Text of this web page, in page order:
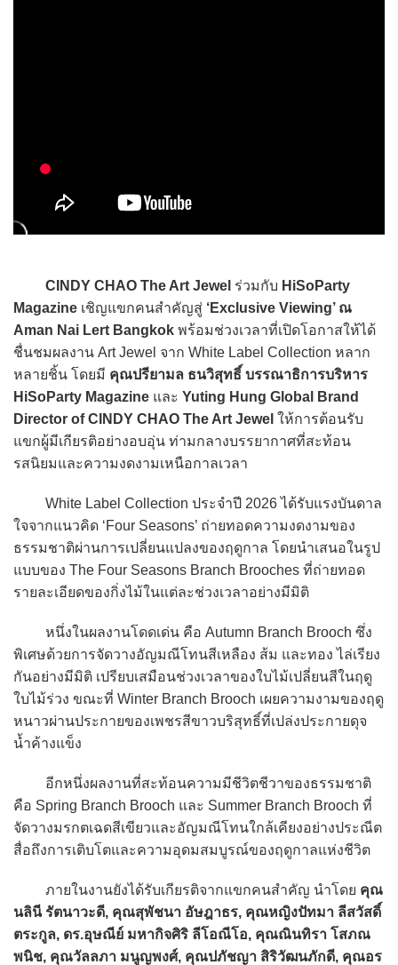
CINDY CHAO The Art Jewel ร่วมกับ HiSoParty
Magazine เชิญแขกคนสำคัญสู่ ‘Exclusive Viewing’ ณ
Aman Nai Lert Bangkok พร้อมช่วงเวลาที่เปิดโอกาสให้ได้
ชื่นชมผลงาน Art Jewel จาก White Label Collection หลาก
หลายชิ้น โดยมี คุณปรียามล ธนวิสุทธิ์ บรรณาธิการบริหาร
HiSoParty Magazine และ Yuting Hung Global Brand
Director of CINDY CHAO The Art Jewel ให้การต้อนรับ
แขกผู้มีเกียรติอย่างอบอุ่น ท่ามกลางบรรยากาศที่สะท้อน
รสนิยมและความงดงามเหนือกาลเวลา
White Label Collection ประจำปี 2026 ได้รับแรงบันดาล
ใจจากแนวคิด ‘Four Seasons’ ถ่ายทอดความงดงามของ
ธรรมชาติผ่านการเปลี่ยนแปลงของฤดูกาล โดยนำเสนอในรูป
แบบของ The Four Seasons Branch Brooches ที่ถ่ายทอด
รายละเอียดของกิ่งไม้ในแต่ละช่วงเวลาอย่างมีมิติ
หนึ่งในผลงานโดดเด่น คือ Autumn Branch Brooch ซึ่ง
พิเศษด้วยการจัดวางอัญมณีโทนสีเหลือง ส้ม และทอง ไล่เรียง
กันอย่างมีมิติ เปรียบเสมือนช่วงเวลาของใบไม้เปลี่ยนสีในฤดู
ใบไม้ร่วง ขณะที่ Winter Branch Brooch เผยความงามของฤดู
หนาวผ่านประกายของเพชรสีขาวบริสุทธิ์ที่เปล่งประกายดุจ
น้ำค้างแข็ง
อีกหนึ่งผลงานที่สะท้อนความมีชีวิตชีวาของธรรมชาติ
คือ Spring Branch Brooch และ Summer Branch Brooch ที่
จัดวางมรกตเฉดสีเขียวและอัญมณีโทนใกล้เคียงอย่างประณีต
สื่อถึงการเติบโตและความอุดมสมบูรณ์ของฤดูกาลแห่งชีวิต
ภายในงานยังได้รับเกียรติจากแขกคนสำคัญ นำโดย คุณ
นลินี รัตนาวะดี, คุณสุพัชนา อัษฎาธร, คุณหญิงปัทมา ลีสวัสดิ์
ตระกูล, ดร.อุษณีย์ มหากิจศิริ ลีโอณีโอ, คุณณินทิรา โสภณ
พนิช, คุณวัลลภา มนูญพงศ์, คุณปภัชญา สิริวัฒนภักดี, คุณอร